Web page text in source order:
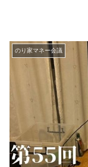
のり家マネー会議